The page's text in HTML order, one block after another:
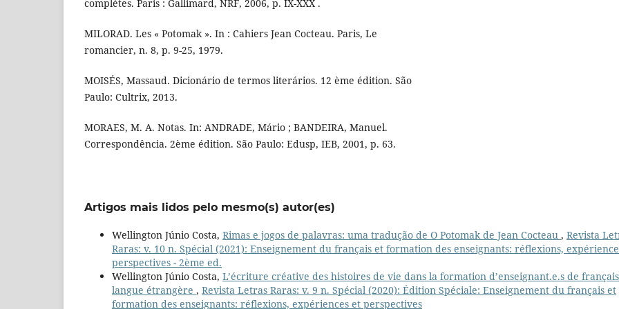
complètes. Paris : Gallimard, NRF, 2006, p. IX-XXX .
MILORAD. Les « Potomak ». In : Cahiers Jean Cocteau. Paris, Le
romancier, n. 8, p. 9-25, 1979.
MOISÉS, Massaud. Dicionário de termos literários. 12 ème édition. São
Paulo: Cultrix, 2013.
MORAES, M. A. Notas. In: ANDRADE, Mário ; BANDEIRA, Manuel.
Correspondência. 2ème édition. São Paulo: Edusp, IEB, 2001, p. 63.
Artigos mais lidos pelo mesmo(s) autor(es)
Wellington Júnio Costa, Rimas e jogos de palavras: uma tradução de O Potomak de Jean Cocteau , Revista
Raras: v. 10 n. Spécial (2021): Enseignement du français et formation des enseignants: réflexions,
perspectives - 2ème ed.
Wellington Júnio Costa, L’écriture créative des histoires de vie dans la formation d’enseignant.e.s de français
langue étrangère , Revista Letras Raras: v. 9 n. Spécial (2020): Édition Spéciale: Enseignement du français et
formation des enseignants: réflexions, expériences et perspectives